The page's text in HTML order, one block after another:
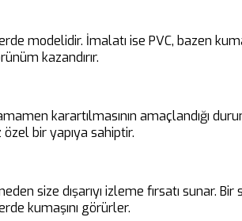
modelidir. İmalatı ise PVC, bazen
kazandırır.
karartılmasının amaçlandığı
bir yapıya sahiptir.
size dışarıyı izleme fırsatı sunar.
kumaşını görürler.